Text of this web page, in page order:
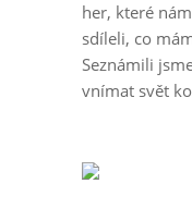
her, které
sdíleli, co
Seznámili
vnímat svět